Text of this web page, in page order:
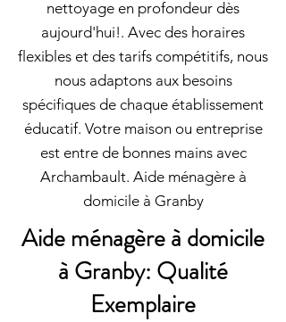
nettoyage en profondeur dès
aujourd'hui!. Avec des horaires
flexibles et des tarifs compétitifs, nous
nous adaptons aux besoins
spécifiques de chaque établissement
éducatif. Votre maison ou entreprise
est entre de bonnes mains avec
Archambault. Aide ménagère à
domicile à Granby
Aide ménagère à domicile
à Granby: Qualité
Exemplaire